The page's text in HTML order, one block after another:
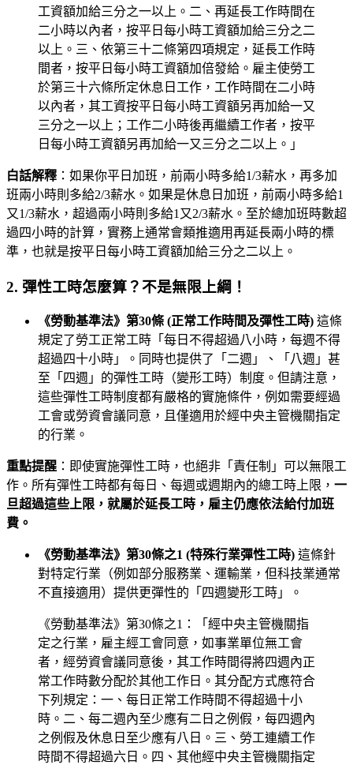
工資額加給三分之一以上。二、再延長工作時間在
二小時以內者，按平日每小時工資額加給三分之二
以上。三、依第三十二條第四項規定，延長工作時
間者，按平日每小時工資額加倍發給。雇主使勞工
於第三十六條所定休息日工作，工作時間在二小時
以內者，其工資按平日每小時工資額另再加給一又
三分之一以上；工作二小時後再繼續工作者，按平
日每小時工資額另再加給一又三分之二以上。」
白話解釋 ：如果你平日加班，前兩小時多給1/3薪水，再多加
班兩小時則多給2/3薪水。如果是休息日加班，前兩小時多給1
又1/3薪水，超過兩小時則多給1又2/3薪水。至於總加班時數超
過四小時的計算，實務上通常會類推適用再延長兩小時的標
準，也就是按平日每小時工資額加給三分之二以上。
2. 彈性工時怎麼算？不是無限上綱！
《勞動基準法》第30條 (正常工作時間及彈性工時) 這條
規定了勞工正常工時「每日不得超過八小時，每週不得
超過四十小時」。同時也提供了「二週」、「八週」甚
至「四週」的彈性工時（變形工時）制度。但請注意，
這些彈性工時制度都有嚴格的實施條件，例如需要經過
工會或勞資會議同意，且僅適用於經中央主管機關指定
的行業。
重點提醒 ：即使實施彈性工時，也絕非「責任制」可以無限工
作。所有彈性工時都有每日、每週或週期內的總工時上限， 一
旦超過這些上限，就屬於延長工時，雇主仍應依法給付加班
費。
《勞動基準法》第30條之1 (特殊行業彈性工時) 這條針
對特定行業（例如部分服務業、運輸業，但科技業通常
不直接適用）提供更彈性的「四週變形工時」。
《勞動基準法》第30條之1：「經中央主管機關指
定之行業，雇主經工會同意，如事業單位無工會
者，經勞資會議同意後，其工作時間得將四週內正
常工作時數分配於其他工作日。其分配方式應符合
下列規定：一、每日正常工作時間不得超過十小
時。二、每二週內至少應有二日之例假，每四週內
之例假及休息日至少應有八日。三、勞工連續工作
時間不得超過六日。四、其他經中央主管機關指定